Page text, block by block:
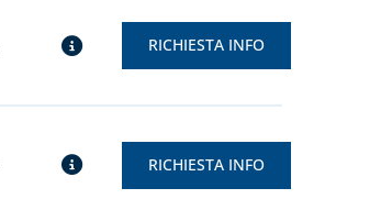
RICHIESTA INFO
RICHIESTA INFO